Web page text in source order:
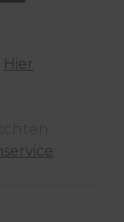
Hier